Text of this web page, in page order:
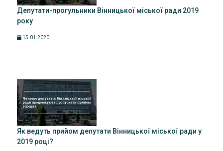
Депутати-прогульники Вінницької міської ради 2019
року
15.01.2020
Як ведуть прийом депутати Вінницької міської ради у
2019 році?